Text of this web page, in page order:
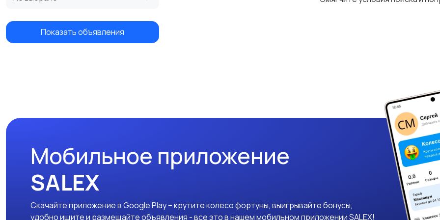
Показать объявления
Мобильное приложение
SALEX
Скачайте приложение в Google Play – крутите колесо фортуны, выигрывайте бонусы,
удобно ищите и размещайте объявления - все это в нашем мобильном приложении SALEX!